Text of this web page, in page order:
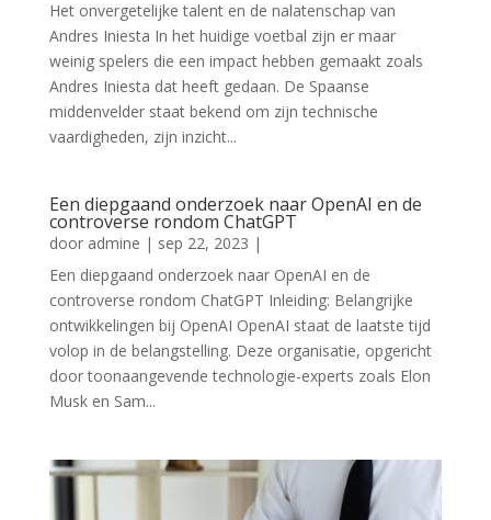
Het onvergetelijke talent en de nalatenschap van
Andres Iniesta In het huidige voetbal zijn er maar
weinig spelers die een impact hebben gemaakt zoals
Andres Iniesta dat heeft gedaan. De Spaanse
middenvelder staat bekend om zijn technische
vaardigheden, zijn inzicht...
Een diepgaand onderzoek naar OpenAI en de
controverse rondom ChatGPT
door admine | sep 22, 2023 |
Een diepgaand onderzoek naar OpenAI en de
controverse rondom ChatGPT Inleiding: Belangrijke
ontwikkelingen bij OpenAI OpenAI staat de laatste tijd
volop in de belangstelling. Deze organisatie, opgericht
door toonaangevende technologie-experts zoals Elon
Musk en Sam...